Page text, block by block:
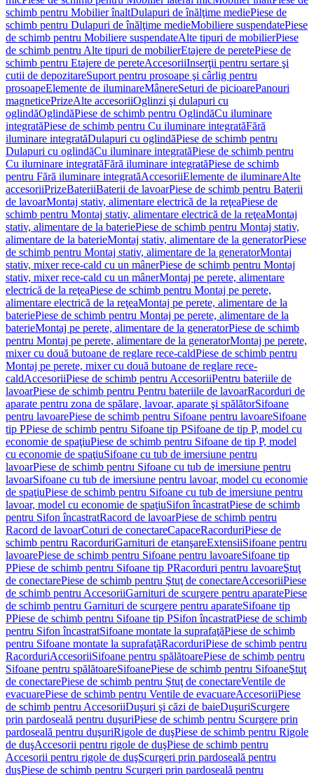
schimb pentru Mobilier înaltDulapuri de înălţime mediePiese de
schimb pentru Dulapuri de înălţime medieMobiliere suspendatePiese
de schimb pentru Mobiliere suspendateAlte tipuri de mobilierPiese
de schimb pentru Alte tipuri de mobilierEtajere de peretePiese de
schimb pentru Etajere de pereteAccesoriiInserţii pentru sertare şi
cutii de depozitareSuport pentru prosoape şi cârlig pentru
prosoapeElemente de iluminareMânereSeturi de picioarePanouri
magneticePrizeAlte accesoriiOglinzi şi dulapuri cu
oglindăOglindăPiese de schimb pentru OglindăCu iluminare
integratăPiese de schimb pentru Cu iluminare integratăFără
iluminare integratăDulapuri cu oglindăPiese de schimb pentru
Dulapuri cu oglindăCu iluminare integratăPiese de schimb pentru
Cu iluminare integratăFără iluminare integratăPiese de schimb
pentru Fără iluminare integratăAccesoriiElemente de iluminareAlte
accesoriiPrizeBateriiBaterii de lavoarPiese de schimb pentru Baterii
de lavoarMontaj stativ, alimentare electrică de la reţeaPiese de
schimb pentru Montaj stativ, alimentare electrică de la reţeaMontaj
stativ, alimentare de la bateriePiese de schimb pentru Montaj stativ,
alimentare de la baterieMontaj stativ, alimentare de la generatorPiese
de schimb pentru Montaj stativ, alimentare de la generatorMontaj
stativ, mixer rece-cald cu un mânerPiese de schimb pentru Montaj
stativ, mixer rece-cald cu un mânerMontaj pe perete, alimentare
electrică de la reţeaPiese de schimb pentru Montaj pe perete,
alimentare electrică de la reţeaMontaj pe perete, alimentare de la
bateriePiese de schimb pentru Montaj pe perete, alimentare de la
baterieMontaj pe perete, alimentare de la generatorPiese de schimb
pentru Montaj pe perete, alimentare de la generatorMontaj pe perete,
mixer cu două butoane de reglare rece-caldPiese de schimb pentru
Montaj pe perete, mixer cu două butoane de reglare rece-
caldAccesoriiPiese de schimb pentru AccesoriiPentru bateriile de
lavoarPiese de schimb pentru Pentru bateriile de lavoarRacorduri de
aparate pentru zona de spălare, lavoar, aparate şi spălătorSifoane
pentru lavoarePiese de schimb pentru Sifoane pentru lavoareSifoane
tip PPiese de schimb pentru Sifoane tip PSifoane de tip P, model cu
economie de spaţiuPiese de schimb pentru Sifoane de tip P, model
cu economie de spaţiuSifoane cu tub de imersiune pentru
lavoarPiese de schimb pentru Sifoane cu tub de imersiune pentru
lavoarSifoane cu tub de imersiune pentru lavoar, model cu economie
de spaţiuPiese de schimb pentru Sifoane cu tub de imersiune pentru
lavoar, model cu economie de spaţiuSifon încastratPiese de schimb
pentru Sifon încastratRacord de lavoarPiese de schimb pentru
Racord de lavoarCoturi de conectareCapaceRacorduriPiese de
schimb pentru RacorduriGarnituri de etanşareExtensiiSifoane pentru
lavoarePiese de schimb pentru Sifoane pentru lavoareSifoane tip
PPiese de schimb pentru Sifoane tip PRacorduri pentru lavoareŞtuţ
de conectarePiese de schimb pentru Ştuţ de conectareAccesoriiPiese
de schimb pentru AccesoriiGarnituri de scurgere pentru aparatePiese
de schimb pentru Garnituri de scurgere pentru aparateSifoane tip
PPiese de schimb pentru Sifoane tip PSifon încastratPiese de schimb
pentru Sifon încastratSifoane montate la suprafaţăPiese de schimb
pentru Sifoane montate la suprafaţăRacorduriPiese de schimb pentru
RacorduriAccesoriiSifoane pentru spălătoarePiese de schimb pentru
Sifoane pentru spălătoareSifoanePiese de schimb pentru SifoaneŞtuţ
de conectarePiese de schimb pentru Ştuţ de conectareVentile de
evacuarePiese de schimb pentru Ventile de evacuareAccesoriiPiese
de schimb pentru AccesoriiDuşuri şi căzi de baieDuşuriScurgere
prin pardoseală pentru duşuriPiese de schimb pentru Scurgere prin
pardoseală pentru duşuriRigole de duşPiese de schimb pentru Rigole
de duşAccesorii pentru rigole de duşPiese de schimb pentru
Accesorii pentru rigole de duşScurgeri prin pardoseală pentru
duşPiese de schimb pentru Scurgeri prin pardoseală pentru